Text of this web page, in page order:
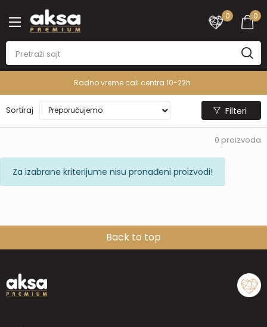
0
0
Radno vreme call centra 10-22h
Sortiraj Filteri
0 proizvoda
Za izabrane kriterijume nisu pronađeni proizvodi!
Back to top